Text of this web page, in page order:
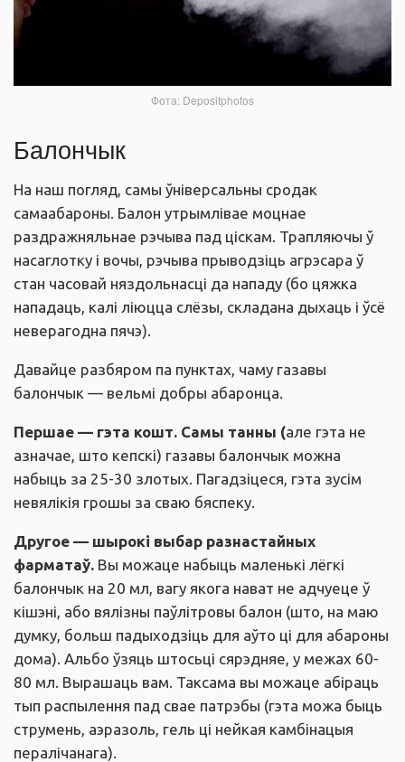
Фота: Depositphotos
Балончык
На наш погляд, самы ўніверсальны сродак
самаабароны. Балон утрымлівае моцнае
раздражняльнае рэчыва пад ціскам. Трапляючы ў
насаглотку і вочы, рэчыва прыводзіць агрэсара ў
стан часовай няздольнасці да нападу (бо цяжка
нападаць, калі ліюцца слёзы, складана дыхаць і ўсё
неверагодна пячэ).
Давайце разбяром па пунктах, чаму газавы
балончык — вельмі добры абаронца.
Першае — гэта кошт. Самы танны (але гэта не
азначае, што кепскі) газавы балончык можна
набыць за 25-30 злотых. Пагадзіцеся, гэта зусім
невялікія грошы за сваю бяспеку.
Другое — шырокі выбар разнастайных
фарматаў. Вы можаце набыць маленькі лёгкі
балончык на 20 мл, вагу якога нават не адчуеце ў
кішэні, або вялізны паўлітровы балон (што, на маю
думку, больш падыходзіць для аўто ці для абароны
дома). Альбо ўзяць штосьці сярэдняе, у межах 60-
80 мл. Вырашаць вам. Таксама вы можаце абіраць
тып распылення пад свае патрэбы (гэта можа быць
струмень, аэразоль, гель ці нейкая камбінацыя
пералічанага).